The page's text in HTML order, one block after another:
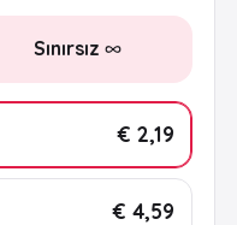
Sınırsız
€ 2,19
€ 4,59